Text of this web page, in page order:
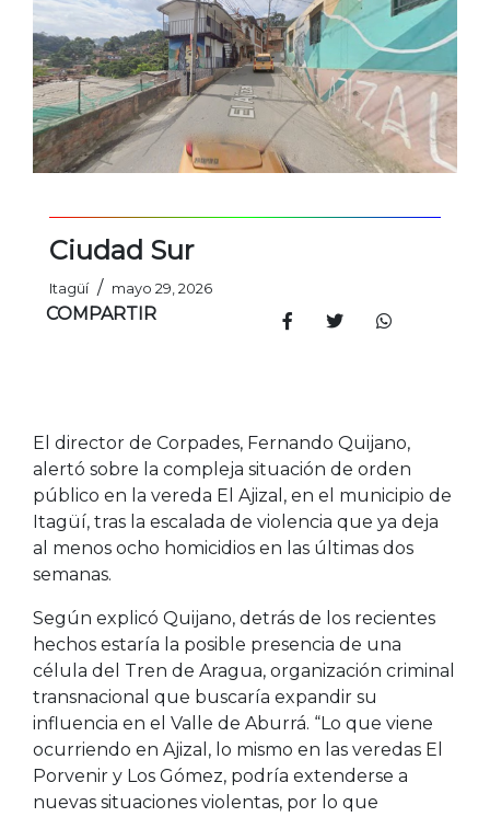
Ciudad Sur
Itagüí / mayo 29, 2026
COMPARTIR
El director de Corpades, Fernando Quijano,
alertó sobre la compleja situación de orden
público en la vereda El Ajizal, en el municipio de
Itagüí, tras la escalada de violencia que ya deja
al menos ocho homicidios en las últimas dos
semanas.
Según explicó Quijano, detrás de los recientes
hechos estaría la posible presencia de una
célula del Tren de Aragua, organización criminal
transnacional que buscaría expandir su
influencia en el Valle de Aburrá. “Lo que viene
ocurriendo en Ajizal, lo mismo en las veredas El
Porvenir y Los Gómez, podría extenderse a
nuevas situaciones violentas, por lo que